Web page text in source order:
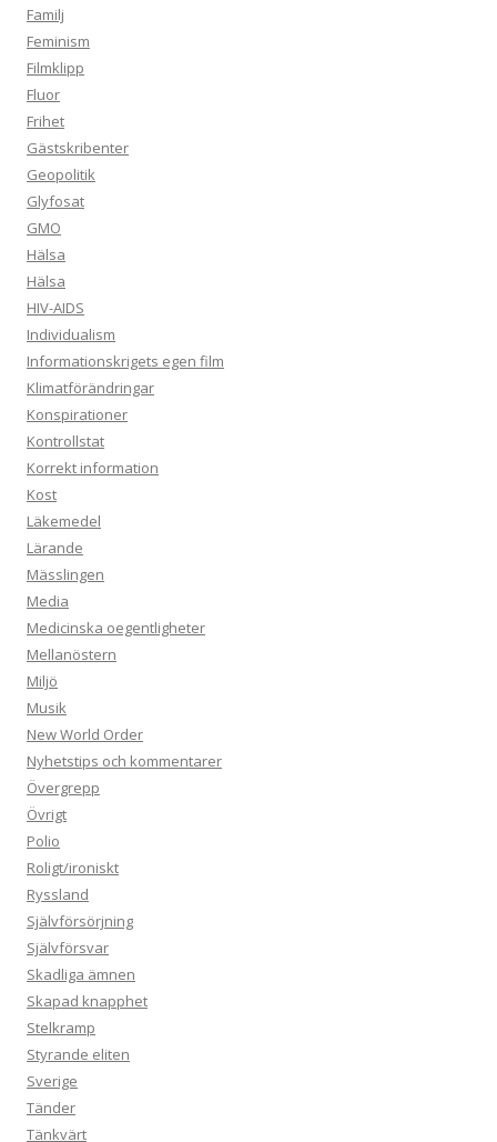
Familj
Feminism
Filmklipp
Fluor
Frihet
Gästskribenter
Geopolitik
Glyfosat
GMO
Hälsa
Hälsa
HIV-AIDS
Individualism
Informationskrigets egen film
Klimatförändringar
Konspirationer
Kontrollstat
Korrekt information
Kost
Läkemedel
Lärande
Mässlingen
Media
Medicinska oegentligheter
Mellanöstern
Miljö
Musik
New World Order
Nyhetstips och kommentarer
Övergrepp
Övrigt
Polio
Roligt/ironiskt
Ryssland
Självförsörjning
Självförsvar
Skadliga ämnen
Skapad knapphet
Stelkramp
Styrande eliten
Sverige
Tänder
Tänkvärt